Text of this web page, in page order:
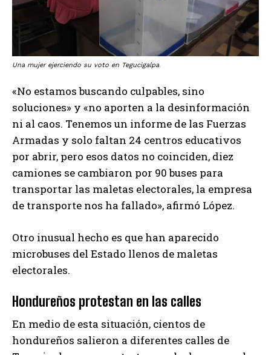
Una mujer ejerciendo su voto en Tegucigalpa.
«No estamos buscando culpables, sino
soluciones» y «no aporten a la desinformación
ni al caos. Tenemos un informe de las Fuerzas
Armadas y solo faltan 24 centros educativos
por abrir, pero esos datos no coinciden, diez
camiones se cambiaron por 90 buses para
transportar las maletas electorales, la empresa
de transporte nos ha fallado», afirmó López.
Otro inusual hecho es que han aparecido
microbuses del Estado llenos de maletas
electorales.
Hondureños protestan en las calles
En medio de esta situación, cientos de
hondureños salieron a diferentes calles de